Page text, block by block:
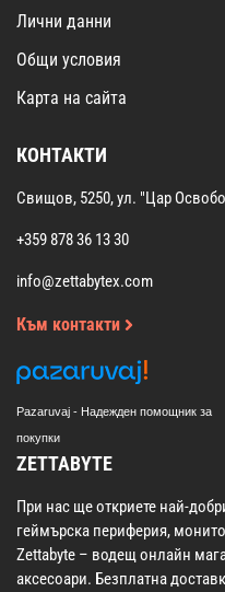
Лични данни
Общи условия
Карта на сайта
КОНТАКТИ
Свищов, 5250, ул. "Цар
+359 878 36 13 30
info@zettabytex.com
Към контакти
Pazaruvaj - Надежден помощник за
покупки
ZETTABYTE
При нас ще откриете най-
геймърска периферия,
Zettabyte – водещ онлайн
аксесоари. Безплатна